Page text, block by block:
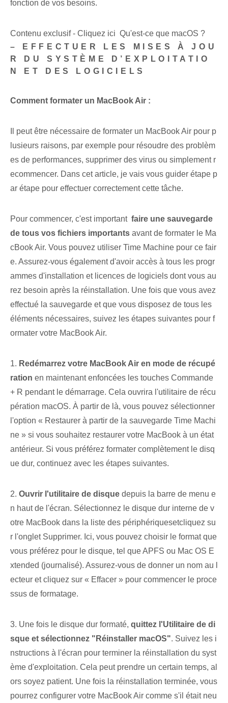
fonction de vos besoins.
Contenu exclusif - Cliquez ici Qu'est-ce que macOS ?
– EFFECTUER LES MISES À JOU
R DU SYSTÈME D’EXPLOITATIO
N ET DES LOGICIELS
Comment formater un MacBook ‌Air :
Il peut être nécessaire de formater un MacBook Air pour p
lusieurs raisons, par exemple pour résoudre des problèm
es de performances, supprimer des virus ou simplement r
ecommencer. Dans cet article, je vais vous guider étape p
ar étape pour effectuer correctement cette tâche.
Pour commencer, c'est important ‍ faire une‌ sauvegarde‌
de tous vos fichiers‌ importants avant de formater le Ma
cBook Air. Vous pouvez utiliser Time Machine pour ce fair
e. Assurez-vous également d'avoir accès à tous les progr
ammes d'installation et licences de logiciels dont vous au
rez besoin après la réinstallation. Une fois que vous avez
effectué la sauvegarde et que vous disposez de tous les
éléments nécessaires, suivez les étapes suivantes pour f
ormater votre MacBook Air.
1. Redémarrez votre MacBook ‌Air en mode de récupé
ration en maintenant enfoncées les touches Commande
+ ⁣R‍ pendant le démarrage. Cela ouvrira l'utilitaire de récu
pération macOS. À partir de là, vous pouvez sélectionner
l'option « Restaurer à partir de la sauvegarde Time ⁢Machi
ne⁣ » si vous souhaitez ⁤restaurer ⁢votre MacBook à un état
antérieur. Si⁢ vous préférez formater complètement⁢ le disq
ue dur, continuez avec les étapes suivantes.
2. Ouvrir l'utilitaire de disque ‌depuis la⁤ barre de menu e
n haut​ de⁢ l'écran. Sélectionnez ⁢le ⁤disque dur interne de v
otre MacBook dans la liste des ⁣périphériques⁢et⁢cliquez su
r l'onglet ‌Supprimer‍. Ici, vous pouvez choisir le format que
vous préférez ⁢pour le disque, tel que⁢ APFS⁢ ou Mac OS⁤ E
xtended‍ (journalisé). Assurez-vous de donner un nom au l
ecteur et cliquez sur « Effacer » pour commencer le proce
ssus de formatage.
3. Une fois le disque dur formaté, quittez l'Utilitaire de di
sque et sélectionnez "Réinstaller macOS". Suivez les i
nstructions à l'écran pour terminer la réinstallation du syst
ème d'exploitation. Cela peut prendre un certain temps, al
ors soyez patient. Une fois la réinstallation terminée, vous
pourrez configurer votre MacBook Air comme s'il était neu